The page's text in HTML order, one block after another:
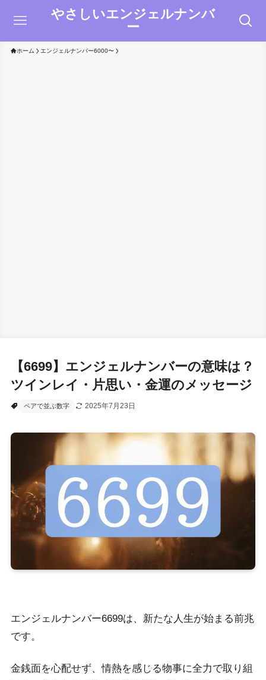
やさしいエンジェルナンバ
ー
ホーム エンジェルナンバー6000〜
【6699】エンジェルナンバーの意味は？
ツインレイ・片思い・金運のメッセージ
ペアで並ぶ数字 2025年7月23日
エンジェルナンバー6699は、新たな人生が始まる前兆
です。
金銭面を心配せず、情熱を感じる物事に全力で取り組